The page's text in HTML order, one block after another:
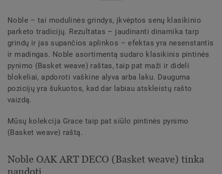
Noble – tai modulinės grindys, įkvėptos senų klasikinio
parketo tradicijų. Rezultatas – jaudinanti dinamika tarp
grindų ir jas supančios aplinkos – efektas yra nesenstantis
ir madingas. Noble asortimentą sudaro klasikinis pintinės
pynimo (Basket weave) raštas, taip pat maži ir dideli
blokeliai, apdoroti vaškine alyva arba laku. Dauguma
pozicijų yra šukuotos, kad dar labiau atskleistų rašto
vaizdą.
Mūsų kolekcija Grace taip pat siūlo pintinės pynimo
(Basket weave) raštą.
Noble OAK ART DECO (Basket weave) tinka
naudoti